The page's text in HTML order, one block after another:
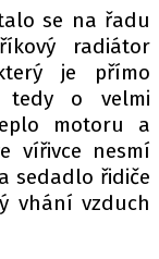
se na řadu
radiátor
je přímo
tedy o velmi
motoru a
vířivce nesmí
sedadlo řidiče
vhání vzduch